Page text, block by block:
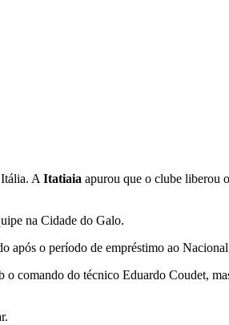
A Itatiaia apurou que o clube liberou
na Cidade do Galo.
o período de empréstimo ao
comando do técnico Eduardo Coudet,